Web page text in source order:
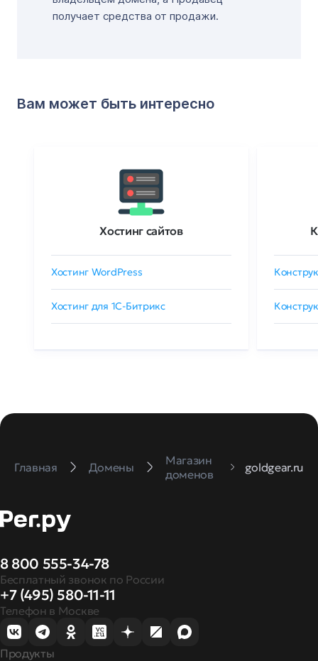
получает средства от продажи.
Вам может быть интересно
Хостинг сайтов
Хостинг WordPress
Хостинг для 1C-Битрикс
Главная Домены
Магазин
доменов
goldgear.ru
8 800 555-34-78
Бесплатный звонок по России
+7 (495) 580-11-11
Телефон в Москве
Продукты